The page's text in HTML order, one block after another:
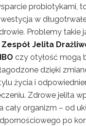
probiotykami,
w
Problemy takie
Zespół Jelita
czy otyłość mogą
dzięki
życia i
Zdrowe jelita
cały organizm – od
po